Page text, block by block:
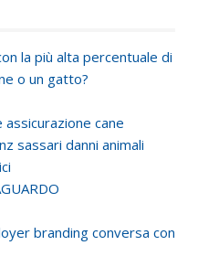
la più alta percentuale di
o un gatto?
assicurazione cane
sassari danni animali
branding conversa con